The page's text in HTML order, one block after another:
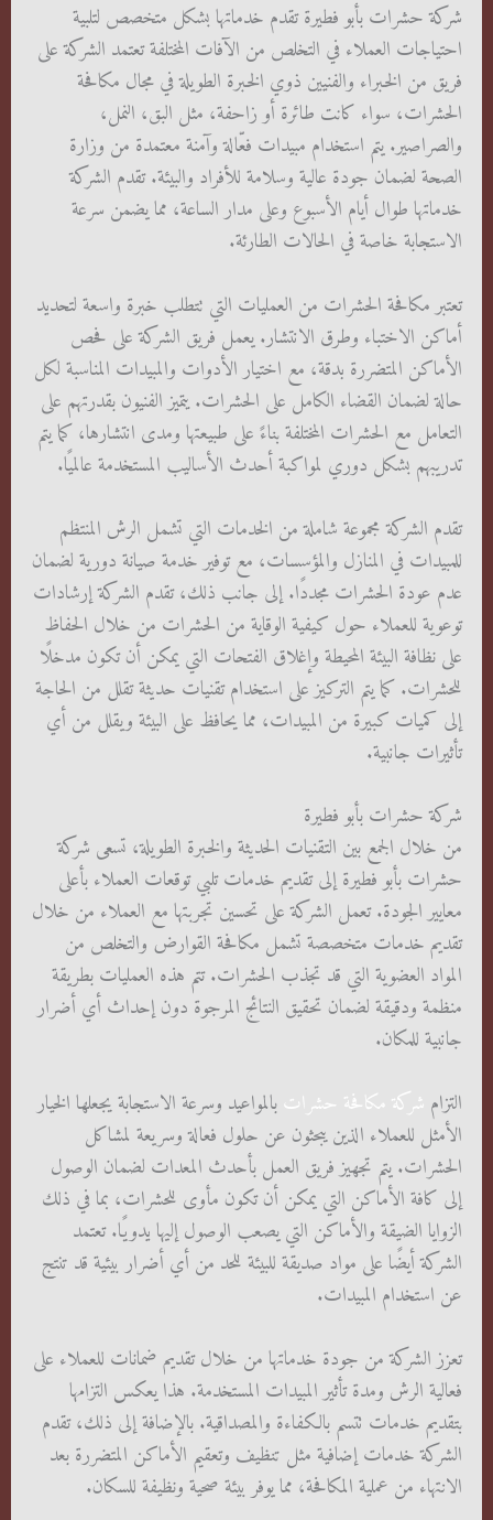
شركة حشرات بأبو فطيرة تقدم خدماتها بشكل متخصص لتلبية
احتياجات العملاء في التخلص من الآفات المختلفة تعتمد الشركة على
فريق من الخبراء والفنيين ذوي الخبرة الطويلة في مجال مكافحة
الحشرات، سواء كانت طائرة أو زاحفة، مثل البق، النمل،
والصراصير. يتم استخدام مبيدات فعّالة وآمنة معتمدة من وزارة
الصحة لضمان جودة عالية وسلامة للأفراد والبيئة. تقدم الشركة
خدماتها طوال أيام الأسبوع وعلى مدار الساعة، مما يضمن سرعة
الاستجابة خاصة في الحالات الطارئة.
تعتبر مكافحة الحشرات من العمليات التي تتطلب خبرة واسعة لتحديد
أماكن الاختباء وطرق الانتشار. يعمل فريق الشركة على فحص
الأماكن المتضررة بدقة، مع اختيار الأدوات والمبيدات المناسبة لكل
حالة لضمان القضاء الكامل على الحشرات. يتميز الفنيون بقدرتهم على
التعامل مع الحشرات المختلفة بناءً على طبيعتها ومدى انتشارها، كما يتم
تدريبهم بشكل دوري لمواكبة أحدث الأساليب المستخدمة عالميًا.
تقدم الشركة مجموعة شاملة من الخدمات التي تشمل الرش المنتظم
للمبيدات في المنازل والمؤسسات، مع توفير خدمة صيانة دورية لضمان
عدم عودة الحشرات مجددًا. إلى جانب ذلك، تقدم الشركة إرشادات
توعوية للعملاء حول كيفية الوقاية من الحشرات من خلال الحفاظ
على نظافة البيئة المحيطة وإغلاق الفتحات التي يمكن أن تكون مدخلًا
للحشرات. كما يتم التركيز على استخدام تقنيات حديثة تقلل من الحاجة
إلى كميات كبيرة من المبيدات، مما يحافظ على البيئة ويقلل من أي
تأثيرات جانبية.
شركة حشرات بأبو فطيرة
من خلال الجمع بين التقنيات الحديثة والخبرة الطويلة، تسعى شركة
حشرات بأبو فطيرة إلى تقديم خدمات تلبي توقعات العملاء بأعلى
معايير الجودة. تعمل الشركة على تحسين تجربتها مع العملاء من خلال
تقديم خدمات متخصصة تشمل مكافحة القوارض والتخلص من
المواد العضوية التي قد تجذب الحشرات. تتم هذه العمليات بطريقة
منظمة ودقيقة لضمان تحقيق النتائج المرجوة دون إحداث أي أضرار
جانبية للمكان.
التزام شركة مكافحة حشرات بالمواعيد وسرعة الاستجابة يجعلها الخيار
الأمثل للعملاء الذين يبحثون عن حلول فعالة وسريعة لمشاكل
الحشرات. يتم تجهيز فريق العمل بأحدث المعدات لضمان الوصول
إلى كافة الأماكن التي يمكن أن تكون مأوى للحشرات، بما في ذلك
الزوايا الضيقة والأماكن التي يصعب الوصول إليها يدويًا. تعتمد
الشركة أيضًا على مواد صديقة للبيئة للحد من أي أضرار بيئية قد تنتج
عن استخدام المبيدات.
تعزز الشركة من جودة خدماتها من خلال تقديم ضمانات للعملاء على
فعالية الرش ومدة تأثير المبيدات المستخدمة. هذا يعكس التزامها
بتقديم خدمات تتسم بالكفاءة والمصداقية. بالإضافة إلى ذلك، تقدم
الشركة خدمات إضافية مثل تنظيف وتعقيم الأماكن المتضررة بعد
الانتهاء من عملية المكافحة، مما يوفر بيئة صحية ونظيفة للسكان.